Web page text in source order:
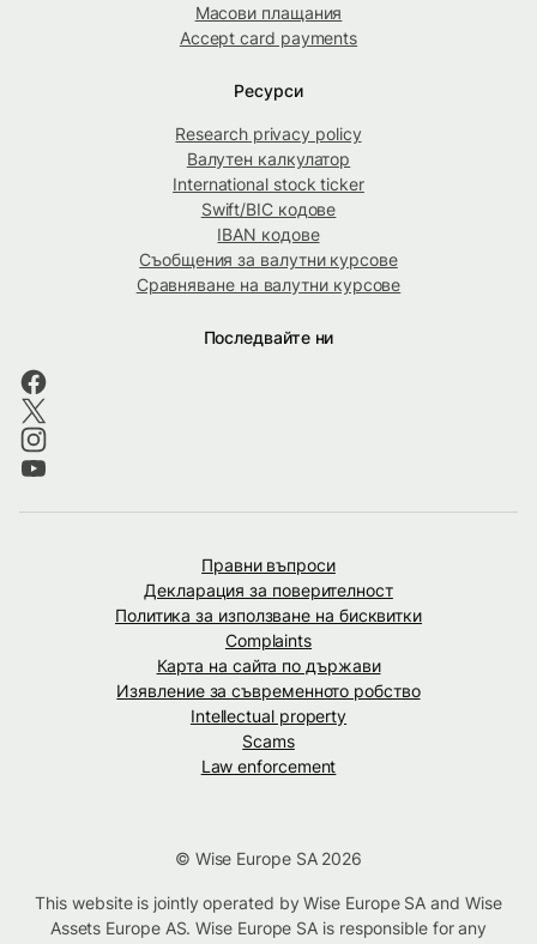
Масови плащания
Accept card payments
Ресурси
Research privacy policy
Валутен калкулатор
International stock ticker
Swift/BIC кодове
IBAN кодове
Съобщения за валутни курсове
Сравняване на валутни курсове
Последвайте ни
Правни въпроси
Декларация за поверителност
Политика за използване на бисквитки
Complaints
Карта на сайта по държави
Изявление за съвременното робство
Intellectual property
Scams
Law enforcement
© Wise Europe SA 2026
This website is jointly operated by Wise Europe SA and Wise
Assets Europe AS. Wise Europe SA is responsible for any